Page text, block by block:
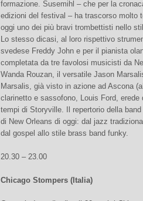
formazione. Susemihl – che per la
edizioni del festival – ha trascorso molto
oggi uno dei più bravi trombettisti nello
Lo stesso dicasi, al loro rispettivo
svedese Freddy John e per il pianista
completata da tre favolosi musicisti da
Wanda Rouzan, il versatile Jason
Marsalis, già visto in azione ad Ascona
clarinetto e sassofono, Louis Ford,
tempi di Storyville. Il repertorio della
di New Orleans di oggi: dal jazz
dal gospel allo stile brass band funky.
20.30 – 23.00
Chicago Stompers (Italia)